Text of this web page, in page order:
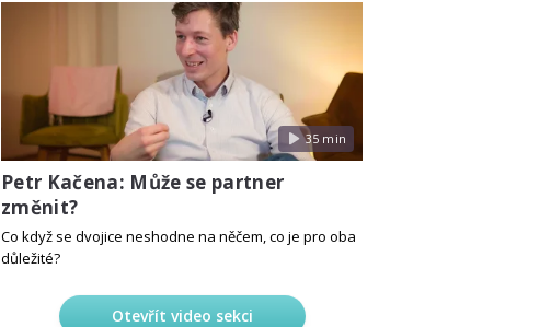
35 min
Petr Kačena: Může se partner
změnit?
Co když se dvojice neshodne na něčem, co je pro oba
důležité?
Otevřít video sekci